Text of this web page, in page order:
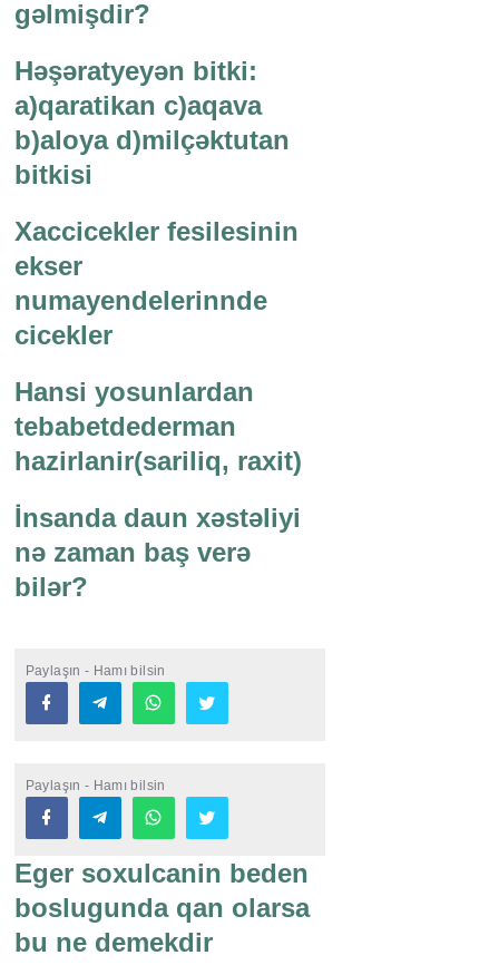
gəlmişdir?
Həşəratyeyən bitki:
a)qaratikan c)aqava
b)aloya d)milçəktutan
bitkisi
Xaccicekler fesilesinin
ekser
numayendelerinnde
cicekler
Hansi yosunlardan
tebabetdederman
hazirlanir(sariliq, raxit)
İnsanda daun xəstəliyi
nə zaman baş verə
bilər?
Paylaşın - Hamı bilsin
Paylaşın - Hamı bilsin
Eger soxulcanin beden
boslugunda qan olarsa
bu ne demekdir